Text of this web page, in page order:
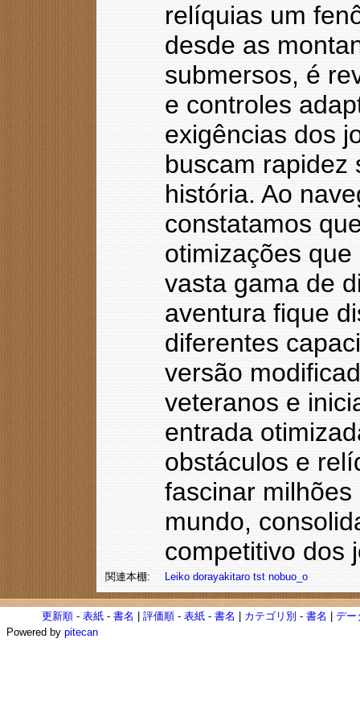
relíquias um
desde as
submersos, é
e controles
exigências dos
buscam rapidez
história. Ao
constatamos
otimizações
vasta gama de
aventura fique
diferentes
versão
veteranos e
entrada
obstáculos e
fascinar
mundo,
competitivo dos
関連本棚: Leiko dorayakitaro tst nobuo_o
更新順 -表紙 -書名 |評価順 -表紙 -書名 カテゴリ別 -書名 |デー
Powered by pitecan